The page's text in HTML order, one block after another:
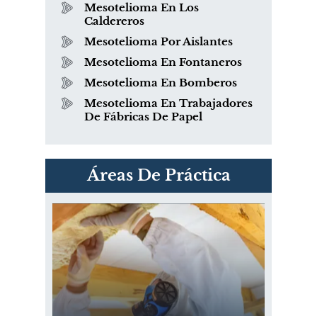
Mesotelioma En Los
Caldereros
Mesotelioma Por Aislantes
Mesotelioma En Fontaneros
Mesotelioma En Bomberos
Mesotelioma En Trabajadores
De Fábricas De Papel
Áreas De Práctica
PVC Cloruro de polivinilo
Exposición